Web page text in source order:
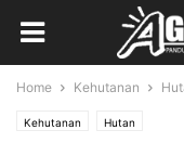
Home Kehutanan
Kehutanan Hutan